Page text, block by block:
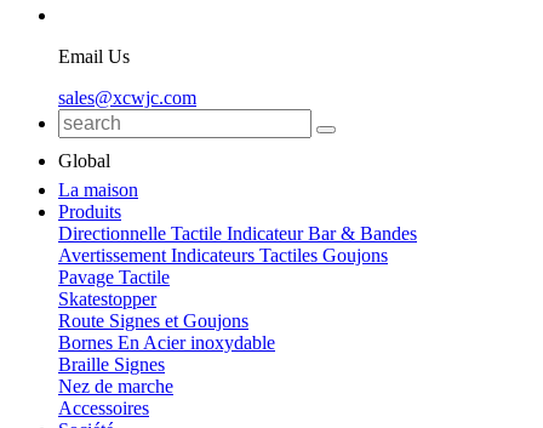
Email Us
sales@xcwjc.com
Global
La maison
Produits
Directionnelle Tactile Indicateur Bar & Bandes
Avertissement Indicateurs Tactiles Goujons
Pavage Tactile
Skatestopper
Route Signes et Goujons
Bornes En Acier inoxydable
Braille Signes
Nez de marche
Accessoires